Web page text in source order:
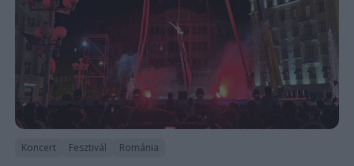
Koncert Fesztivál Románia